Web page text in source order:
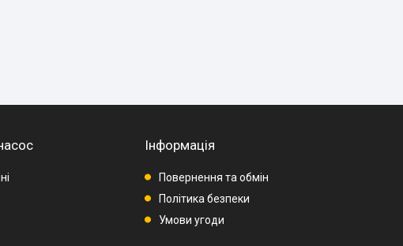
Інформація
Повернення та обмін
Політика безпеки
Умови угоди